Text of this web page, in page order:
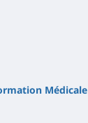
Médicale